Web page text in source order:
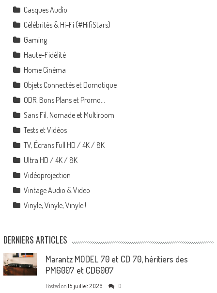
Casques Audio
Célébrités & Hi-Fi (#HifiStars)
Gaming
Haute-Fidélité
Home Cinéma
Objets Connectés et Domotique
ODR, Bons Plans et Promo…
Sans Fil, Nomade et Multiroom
Tests et Vidéos
TV, Écrans Full HD / 4K / 8K
Ultra HD / 4K / 8K
Vidéoprojection
Vintage Audio & Video
Vinyle, Vinyle, Vinyle !
DERNIERS ARTICLES
Marantz MODEL 70 et CD 70, héritiers des
PM6007 et CD6007
Posted on 15 juillet 2026 0